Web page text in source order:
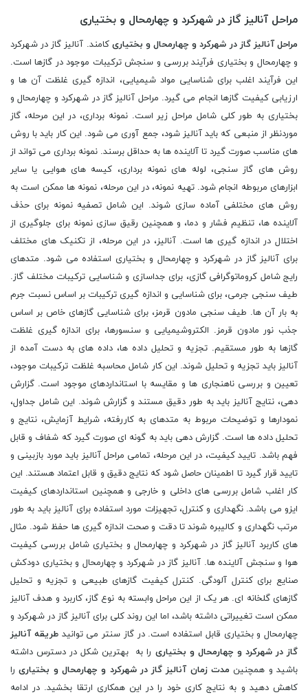
مراحل آنالیز گاز در شهرکرد و چهارمحال و بختیاری
مراحل آنالیز گاز در شهرکرد و چهارمحال و بختیاریکامند. آنالیز گاز در شهرکرد
و چهارمحال و بختیاری فرآیند بررسی و سنجش ترکیبات موجود در گازها است.
این فرآیند اغلب برای شناسایی مواد شیمیایی، اندازه گیری غلظت آن ها و
ارزیابی کیفیت گازها انجام می گیرد. مراحل آنالیز گاز در شهرکرد و چهارمحال و
بختیاری به طور کلی شامل مراحل زیر است. نمونه برداری، در این مرحله، گاز
موردنظر از منبعی که باید آنالیز شود، جمع آوری می شود. این کار باید با روش
های مناسب صورت گیرد تا آلاینده ها به حداقل برسند. نمونه برداری می تواند از
روش های گاز سنجی، لوله های نمونه برداری، کیسه های هوایی یا سایر
ابزارهای مربوطه انجام شود. تهیه نمونه، در این مرحله، نمونه ها ممکن است به
روش های مختلفی آماده سازی شوند. این شامل تصفیه نمونه برای حذف
آلاینده ها، تنظیم فشار و دما، و همچنین رقیق سازی نمونه برای جلوگیری از
اختلال در اندازه گیری ها است. آنالیز، در این مرحله، از تکنیک های مختلف
برای آنالیز گاز در شهرکرد و چهارمحال و بختیاری استفاده می شود. متدهای
رایج شامل کروماتوگرافی گازی، برای جداسازی و شناسایی ترکیبات مختلف گاز.
طیف سنجی جرمی، برای شناسایی و اندازه گیری ترکیبات بر اساس نسبت جرم
به بار آن ها. طیف سنجی مادون قرمز، برای شناسایی گازهای خاص بر اساس
جذب نور مادون قرمز. الکتروشیمیایی و سنسورها، برای اندازه گیری غلظت
گازها به طور مستقیم. تجزیه و تحلیل داده ها، داده های به دست آمده از
آنالیز باید تجزیه و تحلیل شوند. این کار شامل محاسبه غلظت ترکیبات موجود،
تعیین و بررسی ناهنجاری ها و مقایسه با استانداردهای موجود است. گزارش
دهی، نتایج آنالیز باید به طور دقیق مستند و گزارش شوند. این شامل جداول،
نمودارها و توضیحات مربوط به متدهای به کاررفته، شرایط آزمایش، نتایج و
تحلیل داده ها است. گزارش دهی باید به گونه ای صورت گیرد که شفاف و قابل
فهم باشد. تایید کیفیت، در این مرحله، تمامی مراحل آنالیز باید مورد بازبینی و
تایید قرار گیرد تا اطمینان حاصل شود که نتایج دقیق و قابل اعتماد هستند. این
کار اغلب شامل بررسی های داخلی و خارجی و همچنین استانداردهای کیفیت
ایزو می باشد. نگهداری و کنترل، تجهیزات مورد استفاده برای آنالیز باید به طور
مرتب نگهداری و کالیبره شوند تا دقت و صحت اندازه گیری ها حفظ شود. مثال
های کاربرد آنالیز گاز در شهرکرد و چهارمحال و بختیاری شامل بررسی کیفیت
هوا و سنجش آلاینده ها. آنالیز گاز در شهرکرد و چهارمحال و بختیاری دودکش
صنایع برای کنترل آلودگی. کنترل کیفیت گازهای طبیعی و تجزیه و تحلیل
گازهای گلخانه ای. هر یک از این مراحل وابسته به نوع گاز، کاربرد و هدف آنالیز
ممکن است تغییراتی داشته باشد، اما این روند کلی برای آنالیز گاز در شهرکرد و
چهارمحال و بختیاری قابل استفاده است. در گاز سنتر می توانیدطریقه آنالیز
گاز در شهرکرد و چهارمحال و بختیاری را به بهترین شکل در دسترس داشته
باشید و همچنین مدت زمان آنالیز گاز در شهرکرد و چهارمحال و بختیاریرا
کاهش دهید و به نتایج کاری خود را در این همکاری ارتقا بخشید. در ادامه